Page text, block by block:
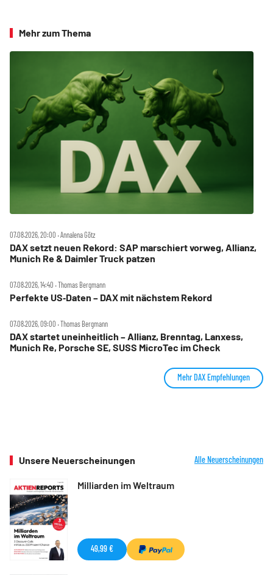
Mehr zum Thema
07.08.2026, 20:00 ‧ Annalena Götz
DAX setzt neuen Rekord: SAP marschiert vorweg, Allianz,
Munich Re & Daimler Truck patzen
07.08.2026, 14:40 ‧ Thomas Bergmann
Perfekte US‑Daten – DAX mit nächstem Rekord
07.08.2026, 09:00 ‧ Thomas Bergmann
DAX startet uneinheitlich – Allianz, Brenntag, Lanxess,
Munich Re, Porsche SE, SUSS MicroTec im Check
Mehr DAX Empfehlungen
Unsere Neuerscheinungen Alle Neuerscheinungen
Milliarden im Weltraum
49,99 €